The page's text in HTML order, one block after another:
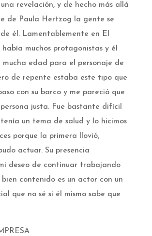
revelación, y de hecho más allá
de Paula Hertzog la gente se
él. Lamentablemente en El
había muchos protagonistas y él
mucha edad para el personaje de
de repente estaba este tipo que
con su barco y me pareció que
justa. Fue bastante difícil
tenía un tema de salud y lo hicimos
porque la primera llovió,
actuar. Su presencia
deseo de continuar trabajando
bien contenido es un actor con un
que no sé si él mismo sabe que